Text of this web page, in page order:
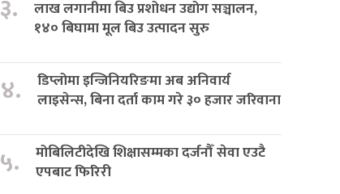
३.
लाख लगानीमा बिउ प्रशोधन उद्योग सञ्चालन,
१४० बिघामा मूल बिउ उत्पादन सुरु
४.
डिप्लोमा इन्जिनियरिङमा अब अनिवार्य
लाइसेन्स, बिना दर्ता काम गरे ३० हजार जरिवाना
५.
मोबिलिटीदेखि शिक्षासम्मका दर्जनौँ सेवा एउटै
एपबाट फिरिरी